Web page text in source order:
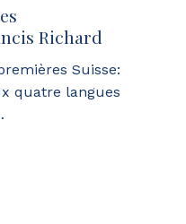
Richard
Suisse:
quatre langues